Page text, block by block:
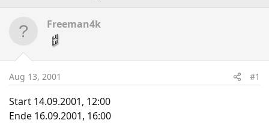
e
d
t
a
r
d
t
Freeman4k
Aug 13, 2001 #1
Start 14.09.2001, 12:00
Ende 16.09.2001, 16:00